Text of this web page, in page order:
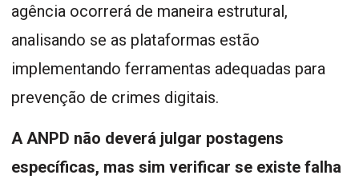
agência ocorrerá de maneira estrutural,
analisando se as plataformas estão
implementando ferramentas adequadas para
prevenção de crimes digitais.
A ANPD não deverá julgar postagens
específicas, mas sim verificar se existe falha